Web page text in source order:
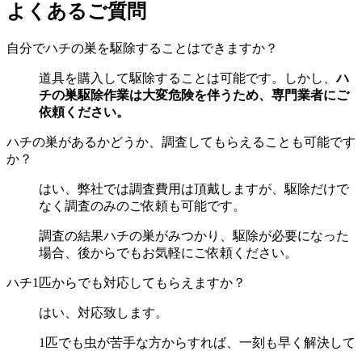
よくあるご質問
自分でハチの巣を駆除することはできますか？
道具を購入して駆除することは可能です。しかし、ハ
チの巣駆除作業は大変危険を伴うため、専門業者にご
依頼ください。
ハチの巣があるかどうか、調査してもらえることも可能です
か？
はい、弊社では調査費用は頂戴しますが、駆除だけで
なく調査のみのご依頼も可能です。
調査の結果ハチの巣がみつかり、駆除が必要になった
場合、後からでもお気軽にご依頼ください。
ハチ1匹からでも対応してもらえますか？
はい、対応致します。
1匹でも虫が苦手な方からすれば、一刻も早く解決して